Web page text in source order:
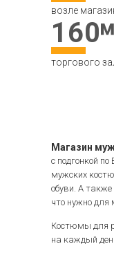
с подгонкой
мужских
обуви. А также
что нужно для
Костюмы для
на каждый
возле
160
торгового
Магазин